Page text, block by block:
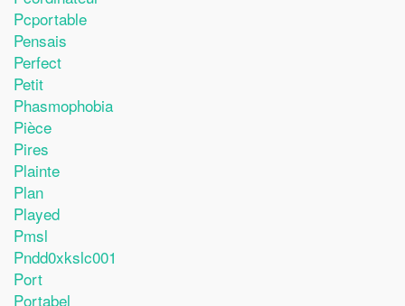
Pcportable
Pensais
Perfect
Petit
Phasmophobia
Pièce
Pires
Plainte
Plan
Played
Pmsl
Pndd0xkslc001
Port
Portabel